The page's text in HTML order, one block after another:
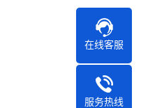
在线客服
服务热线